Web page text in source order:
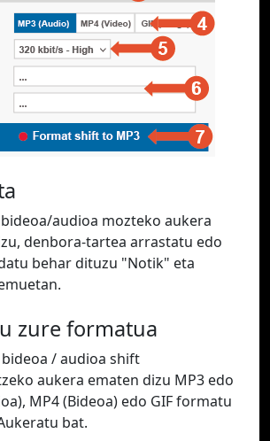
audioa mozteko aukera
denbora-tartea arrastatu edo
behar dituzu "Notik" eta
zure formatua
/ audioa shift
aukera ematen dizu MP3 edo
MP4 (Bideoa) edo GIF formatu
bat.